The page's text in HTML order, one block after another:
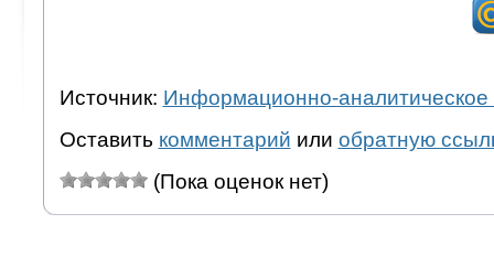
Источник: Информационно-аналитическое
Оставить комментарий или обратную
(Пока оценок нет)